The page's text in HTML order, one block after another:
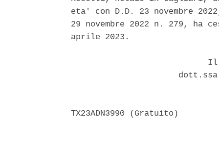
eta' con D.D. 23 novembre
29 novembre 2022 n. 279,
aprile 2023.